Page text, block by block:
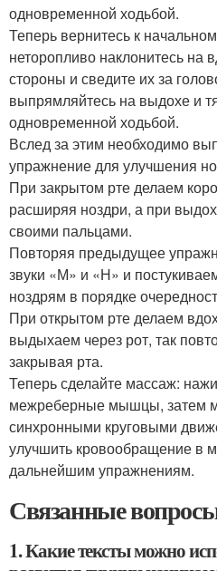
одновременной ходьбой.
Теперь вернитесь к
неторопливо наклонитесь на
стороны и сведите их за
выпрямляйтесь на выдохе и
одновременной ходьбой.
Вслед за этим необходимо
упражнение для улучшения
При закрытом рте делаем
расширяя ноздри, а при
своими пальцами.
Повторяя предыдущее
звуки «М» и «Н» и
ноздрям в порядке
При открытом рте делаем
выдыхаем через рот, так
закрывая рта.
Теперь сделайте массаж:
межреберные мышцы, затем
синхронными круговыми
улучшить кровообращение в
дальнейшим упражнениям.
Связанные
1. Какие тексты можно